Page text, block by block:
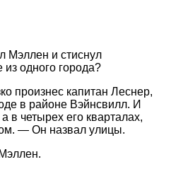
и стиснул
одного города?
произнес капитан Леснер,
в районе Вэйнсвилл. И
в четырех его кварталах,
— Он назвал улицы.